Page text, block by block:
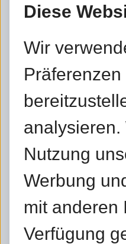
Diese
Wir
Nutzung
Werbung
mit anderen
Verfügung